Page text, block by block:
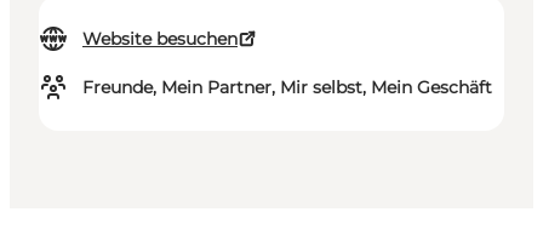
Website besuchen
Freunde, Mein Partner, Mir selbst, Mein Geschäft